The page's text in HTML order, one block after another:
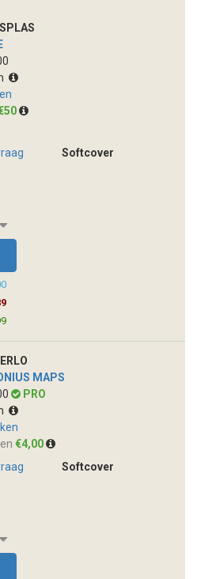
Softcover
MAPS
PRO
€4,00
Softcover